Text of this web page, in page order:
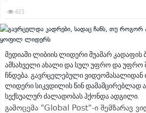
615
მედიაში ლიბიის ლიდერი მუამარ
ამსახველი ახალი და სულ უფრო და უფრო
ჩნდება. გავრცელებული ვიდეომასალიდან
ლიდერი სიკვდილის წინ დამამცირებლად
სექსუალურ ძალადობას ჰქონდა ადგილი.
გამოცემა "Global Post"-ი შემზარავ